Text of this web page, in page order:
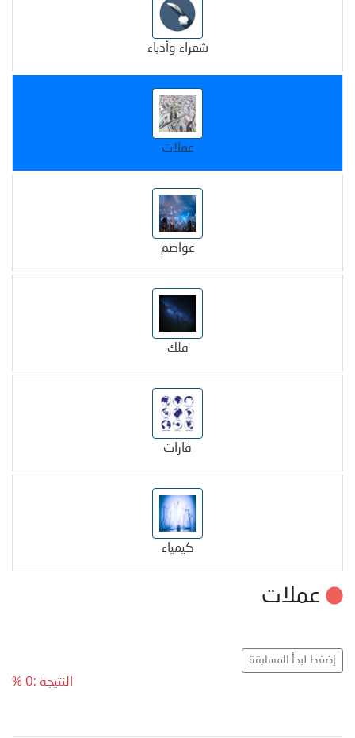
شعراء وأدباء
عملات
عواصم
فلك
قارات
كيمياء
عملات
إضغط لبدأ المسابقة
النتيجة :0 %